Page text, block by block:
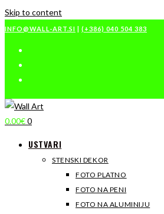
Skip to content
INFO@WALL-ART.SI | (+386) 040 504 383
0.00€0
USTVARI
STENSKI DEKOR
FOTO PLATNO
FOTO NA PENI
FOTO NA ALUMINIJU